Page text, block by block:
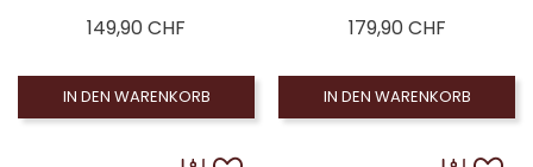
149,90 CHF
IN DEN WARENKORB
179,90 CHFPreis
IN DEN WARENKORB